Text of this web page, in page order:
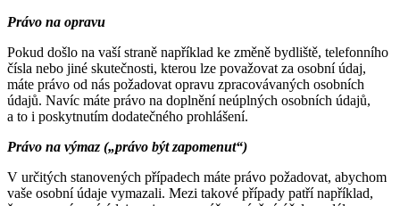
Právo na opravu
Pokud došlo na vaší straně například ke změně bydliště, telefonního
čísla nebo jiné skutečnosti, kterou lze považovat za osobní údaj,
máte právo od nás požadovat opravu zpracovávaných osobních
údajů. Navíc máte právo na doplnění neúplných osobních údajů,
a to i poskytnutím dodatečného prohlášení.
Právo na výmaz („právo být zapomenut“)
V určitých stanovených případech máte právo požadovat, abychom
vaše osobní údaje vymazali. Mezi takové případy patří například,